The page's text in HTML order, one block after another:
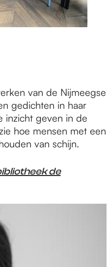
van de Nijmeegse
gedichten in haar
inzicht geven in de
hoe mensen met een
van schijn.
de